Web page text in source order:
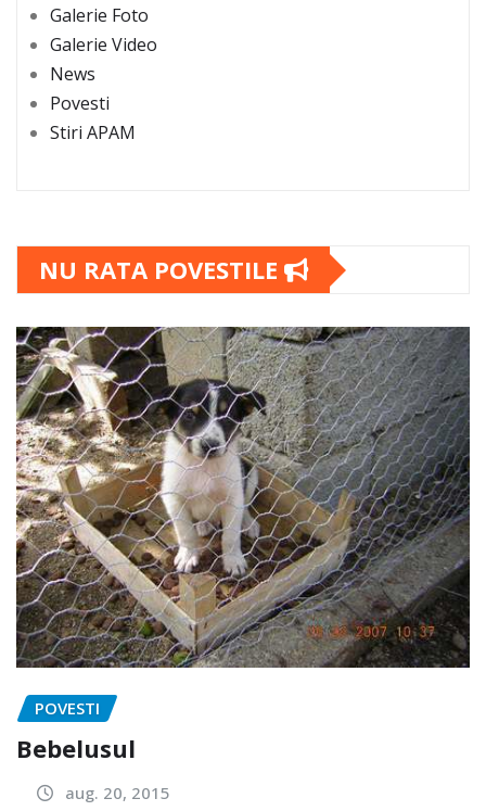
Galerie Foto
Galerie Video
News
Povesti
Stiri APAM
NU RATA POVESTILE
POVESTI
Bebelusul
aug. 20, 2015